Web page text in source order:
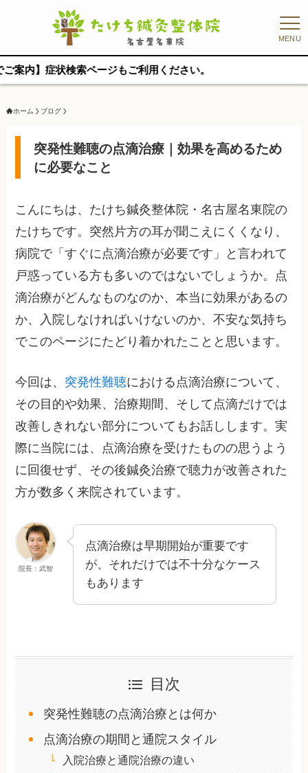
MENU
検索ページもご利用ください。
ホーム ブログ
突発性難聴の点滴治療｜効果を高めるため
に必要なこと
こんにちは、たけち鍼灸整体院・名古屋名東院の
たけちです。突然片方の耳が聞こえにくくなり、
病院で「すぐに点滴治療が必要です」と言われて
戸惑っている方も多いのではないでしょうか。点
滴治療がどんなものなのか、本当に効果があるの
か、入院しなければいけないのか、不安な気持ち
でこのページにたどり着かれたことと思います。
今回は、 突発性難聴における点滴治療について、
その目的や効果、治療期間、そして点滴だけでは
改善しきれない部分についてもお話しします。実
際に当院には、点滴治療を受けたものの思うよう
に回復せず、その後鍼灸治療で聴力が改善された
方が数多く来院されています。
院長：武智
点滴治療は早期開始が重要です
が、それだけでは不十分なケース
もあります
目次
突発性難聴の点滴治療とは何か
点滴治療の期間と通院スタイル
入院治療と通院治療の違い